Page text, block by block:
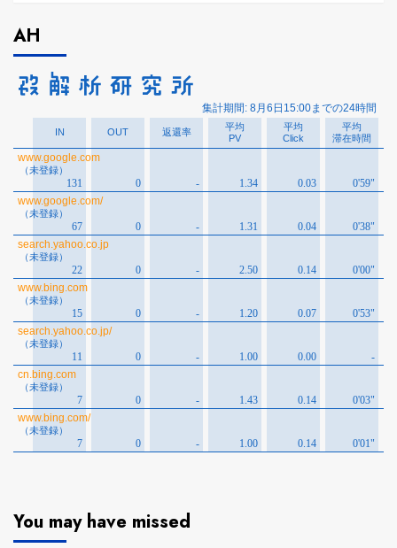
AH
You may have missed